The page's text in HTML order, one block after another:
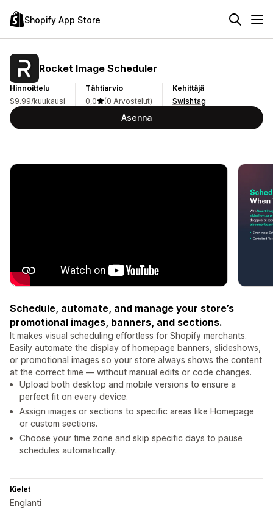
Shopify App Store
Rocket Image Scheduler
Hinnoittelu
$9.99/kuukausi
Tähtiarvio
0,0
(0 Arvostelut)
Kehittäjä
Swishtag
Asenna
Schedule, automate, and manage your store’s
promotional images, banners, and sections.
It makes visual scheduling effortless for Shopify merchants.
Easily automate the display of homepage banners, slideshows,
or promotional images so your store always shows the content
at the correct time — without manual edits or code changes.
Upload both desktop and mobile versions to ensure a
perfect fit on every device.
Assign images or sections to specific areas like Homepage
or custom sections.
Choose your time zone and skip specific days to pause
schedules automatically.
Kielet
Englanti